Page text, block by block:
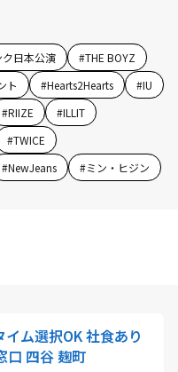
日本公演 #THE BOYZ
ト #Hearts2Hearts #IU
#RIIZE #ILLIT
#TWICE
#NewJeans #ミン・ヒジン
ム選択OK 社食あり
口 四谷 麹町